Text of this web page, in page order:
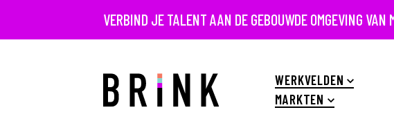
VERBIND JE TALENT AAN DE GEBOUWDE OMGEVING VAN
WERKVELDEN
MARKTEN